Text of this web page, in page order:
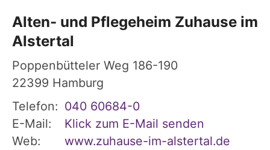
Alten- und Pflegeheim Zuhause im
Alstertal
Poppenbütteler Weg 186-190
22399 Hamburg
Telefon: 040 60684-0
E-Mail:
Klick zum E-Mail senden
Web:
www.zuhause-im-alstertal.de